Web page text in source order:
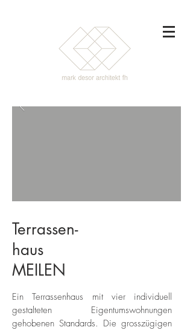
Terrassen-
haus
MEILEN
Ein Terrassenhaus mit vier individuell
gestalteten Eigentumswohnungen
gehobenen Standards. Die grosszügigen